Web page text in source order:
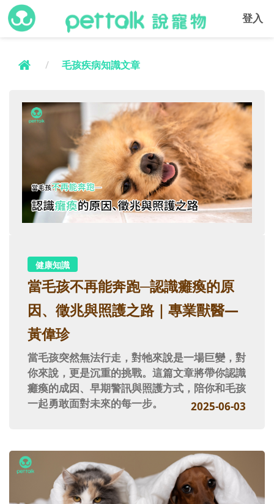
登入
毛孩疾病知識文章
健康知識
當毛孩不再能奔跑─認識癱瘓的原
因、徵兆與照護之路｜專業獸醫—
黃偉珍
當毛孩突然無法行走，對牠來說是一場巨變，對
你來說，更是沉重的挑戰。這篇文章將帶你認識
癱瘓的成因、早期警訊與照護方式，陪你和毛孩
一起勇敢面對未來的每一步。
2025-06-03